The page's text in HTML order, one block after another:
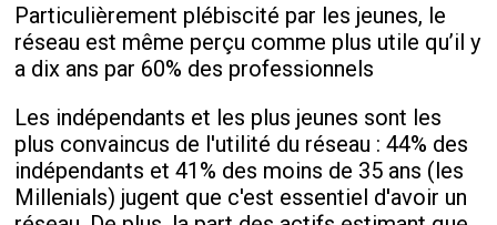
Particulièrement plébiscité par les jeunes, le
réseau est même perçu comme plus utile qu’il y
a dix ans par 60% des professionnels
Les indépendants et les plus jeunes sont les
plus convaincus de l'utilité du réseau : 44% des
indépendants et 41% des moins de 35 ans (les
Millenials) jugent que c'est essentiel d'avoir un